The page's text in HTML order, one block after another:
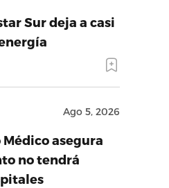
Sur deja a casi
Ago 5, 2026
asegura
no tendrá